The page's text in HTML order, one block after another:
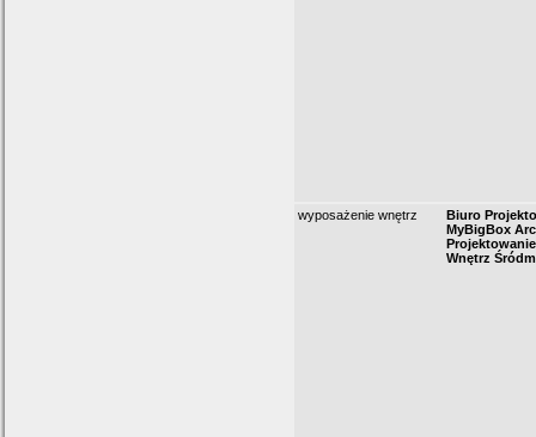
wyposażenie wnętrz
Biuro
MyBigBox
Wnętrz